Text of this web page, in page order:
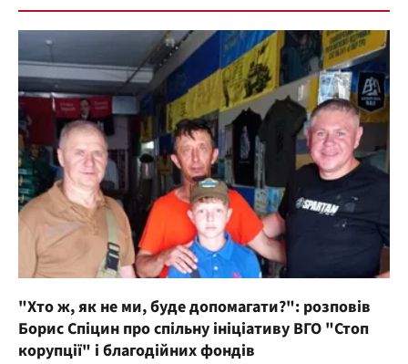
"Хто ж, як не ми, буде допомагати?": розповів
Борис Спіцин про спільну ініціативу ВГО "Стоп
корупції" і благодійних фондів